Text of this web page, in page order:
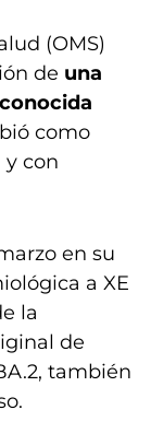
(OMS)
de una
como
con
en su
a XE
la
de
también